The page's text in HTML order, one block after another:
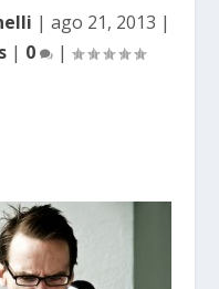
| ago 21, 2013 |
| 0 |